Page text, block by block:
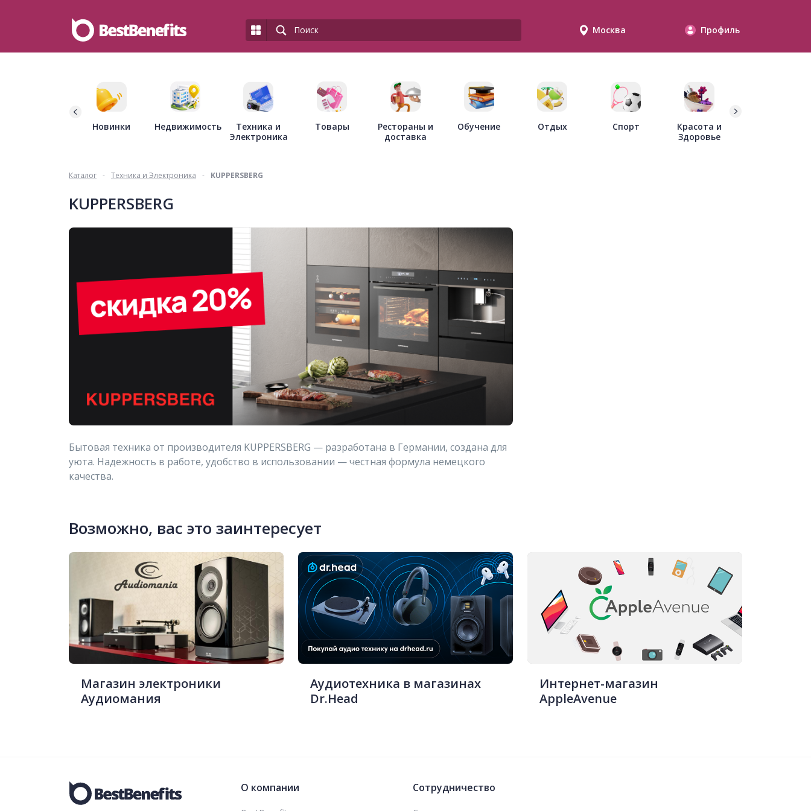
Москва Профиль
Новинки Недвижимость
Техника и
Электроника
Товары
Рестораны и
доставка
Обучение Отдых Спорт
Красота и
Здоровье
Каталог - Техника и Электроника - KUPPERSBERG
KUPPERSBERG
Бытовая техника от производителя KUPPERSBERG — разработана в Германии, создана для
уюта. Надежность в работе, удобство в использовании — честная формула немецкого
качества.
Возможно, вас это заинтересует
Магазин электроники
Аудиомания
Аудиотехника в магазинах
Dr.Head
Интернет-магазин
AppleAvenue
О компании Сотрудничество